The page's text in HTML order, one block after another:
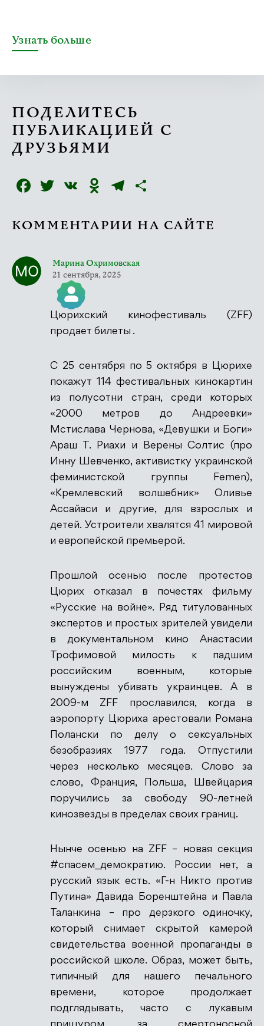
Узнать больше
ПОДЕЛИТЕСЬ
ПУБЛИКАЦИЕЙ С
ДРУЗЬЯМИ
Facebook
Twitter
VK Odnoklassniki
Telegram
КОММЕНТАРИИ НА САЙТЕ
Марина Охримовская
21 сентября, 2025
Значок &quot;Реальный человек&quot;
Антиспам от CleanTalk
Цюрихский кинофестиваль (ZFF)
продает билеты .
С 25 сентября по 5 октября в Цюрихе
покажут 114 фестивальных кинокартин
из полусотни стран, среди которых
«2000 метров до Андреевки»
Мстислава Чернова, «Девушки и Боги»
Араш Т. Риахи и Верены Солтис (про
Инну Шевченко, активистку украинской
феминистской группы Femen),
«Кремлевский волшебник» Оливье
Ассайаси и другие, для взрослых и
детей. Устроители хвалятся 41 мировой
и европейской премьерой.
Прошлой осенью после протестов
Цюрих отказал в почестях фильму
«Русские на войне». Ряд титулованных
экспертов и простых зрителей увидели
в документальном кино Анастасии
Трофимовой милость к падшим
российским военным, которые
вынуждены убивать украинцев. А в
2009-м ZFF прославился, когда в
аэропорту Цюриха арестовали Романа
Полански по делу о сексуальных
безобразиях 1977 года. Отпустили
через несколько месяцев. Слово за
слово, Франция, Польша, Швейцария
поручились за свободу 90-летней
кинозвезды в пределах своих границ.
Нынче осенью на ZFF – новая секция
#спасем_демократию. России нет, а
русский язык есть. «Г-н Никто против
Путина» Давида Боренштейна и Павла
Таланкина – про дерзкого одиночку,
который снимает скрытой камерой
свидетельства военной пропаганды в
российской школе. Образ, может быть,
типичный для нашего печального
времени, которое продолжает
подглядывать, часто с лукавым